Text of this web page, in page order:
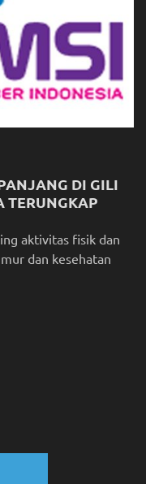
DI GILI
TERUNGKAP
aktivitas fisik dan
dan kesehatan